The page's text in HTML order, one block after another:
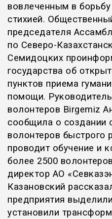
вовлеченным в
стихией.
председателя
по Северо-
Семидоцких
государства об
пунктов приема
помощи.
волонтеров Birgemiz
сообщила о создании
волонтеров быстрого
проводит обучение и
более 2500
директор АО
Казановский
предприятия
установили